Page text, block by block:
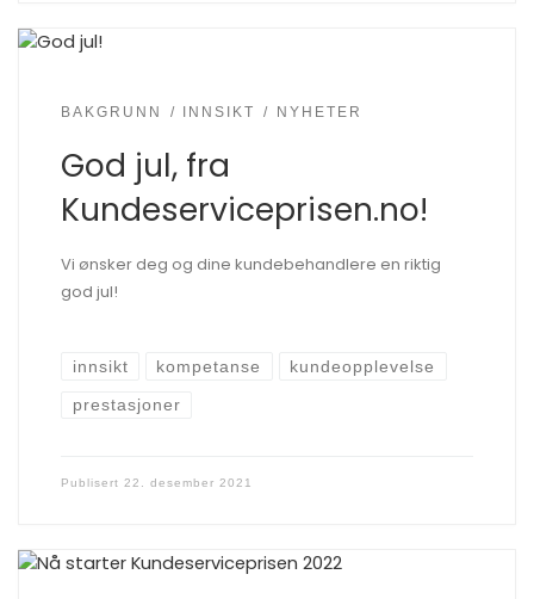
BAKGRUNN INNSIKT NYHETER
God jul, fra
Kundeserviceprisen.no!
Vi ønsker deg og dine kundebehandlere en riktig
god jul!
innsikt kompetanse kundeopplevelse
prestasjoner
Publisert 22. desember 2021